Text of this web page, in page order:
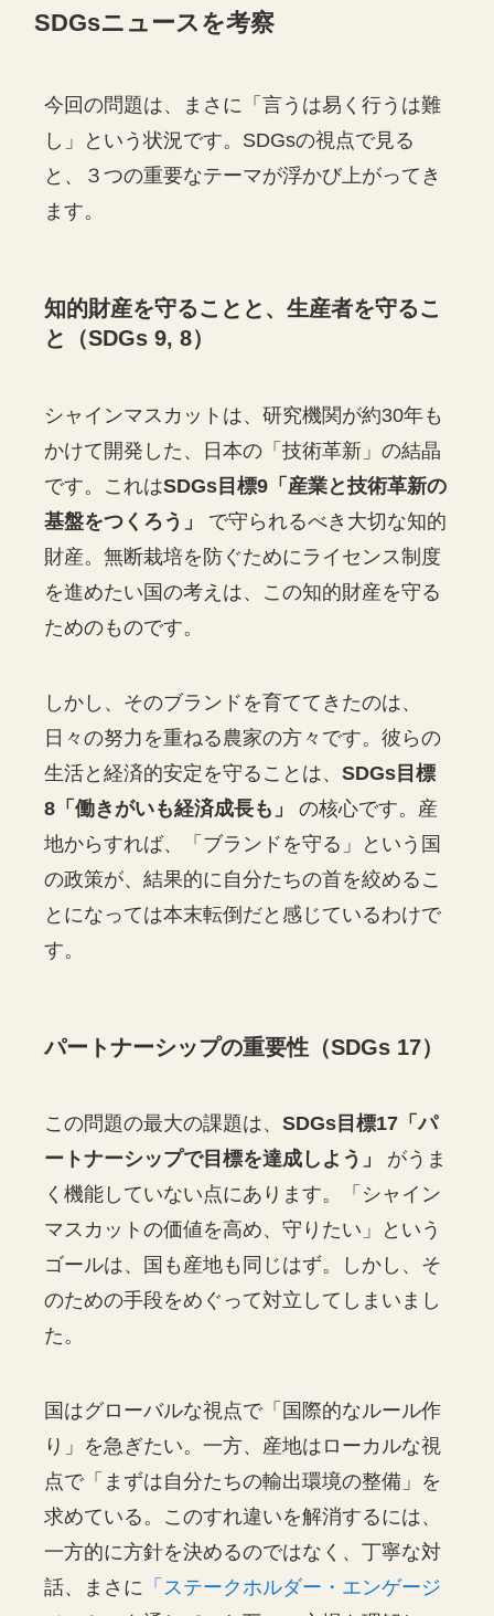
SDGsニュースを考察
今回の問題は、まさに「言うは易く行うは難
し」という状況です。SDGsの視点で見る
と、３つの重要なテーマが浮かび上がってき
ます。
知的財産を守ることと、生産者を守るこ
と（SDGs 9, 8）
シャインマスカットは、研究機関が約30年も
かけて開発した、日本の「技術革新」の結晶
です。これはSDGs目標9「産業と技術革新の
基盤をつくろう」
で守られるべき大切な知的
財産。無断栽培を防ぐためにライセンス制度
を進めたい国の考えは、この知的財産を守る
ためのものです。
しかし、そのブランドを育ててきたのは、
日々の努力を重ねる農家の方々です。彼らの
生活と経済的安定を守ることは、SDGs目標
8「働きがいも経済成長も」
の核心です。産
地からすれば、「ブランドを守る」という国
の政策が、結果的に自分たちの首を絞めるこ
とになっては本末転倒だと感じているわけで
す。
パートナーシップの重要性（SDGs 17）
この問題の最大の課題は、SDGs目標17「パ
ートナーシップで目標を達成しよう」
がうま
く機能していない点にあります。「シャイン
マスカットの価値を高め、守りたい」という
ゴールは、国も産地も同じはず。しかし、そ
のための手段をめぐって対立してしまいまし
た。
国はグローバルな視点で「国際的なルール作
り」を急ぎたい。一方、産地はローカルな視
点で「まずは自分たちの輸出環境の整備」を
求めている。このすれ違いを解消するには、
一方的に方針を決めるのではなく、丁寧な対
話、まさに 「ステークホルダー・エンゲージ